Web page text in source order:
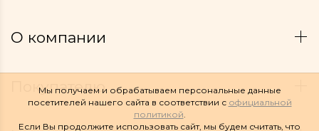
О компании
Покупателю
Мы получаем и обрабатываем персональные данные
посетителей нашего сайта в соответствии с официальной
политикой.
Если Вы продолжите использовать сайт, мы будем считать, что